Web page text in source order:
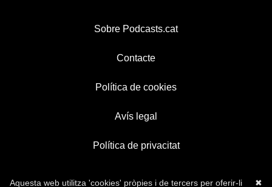
Sobre Podcasts.cat
Contacte
Política de cookies
Avís legal
Política de privacitat
✖
Aquesta web utilitza 'cookies' pròpies i de tercers per oferir-li